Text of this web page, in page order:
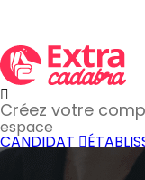
Créez votre
espace
CANDIDAT